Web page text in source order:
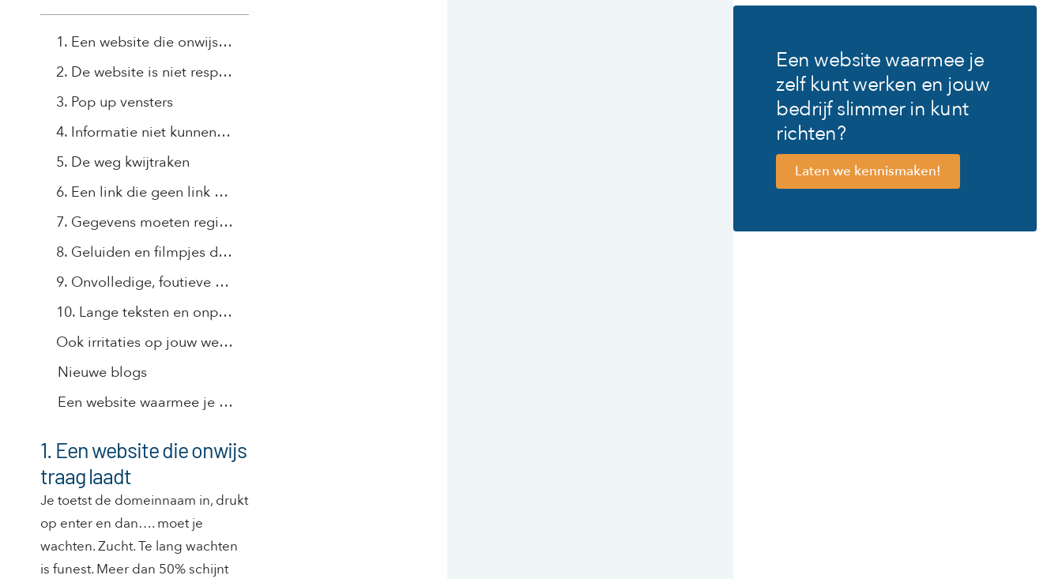
1. Een website die onwijs traag laadt
2. De website is niet responsive (niet mobiel vriendelijk)
3. Pop up vensters
4. Informatie niet kunnen vinden
5. De weg kwijtraken
6. Een link die geen link blijkt te zijn
7. Gegevens moeten registreren voordat je iets krijgt te zien.
8. Geluiden en filmpjes die ineens beginnen te spelen
9. Onvolledige, foutieve of oude informatie
10. Lange teksten en onpersoonlijke stockfoto's
Ook irritaties op jouw website voorkomen?
Nieuwe blogs
Een website waarmee je zelf kunt werken en jouw bedrijf slimmer in kunt richten?
1. Een website die onwijs
traag laadt
Je toetst de domeinnaam in, drukt
op enter en dan…. moet je
wachten. Zucht. Te lang wachten
is funest. Meer dan 50% schijnt
Een website waarmee je
zelf kunt werken en jouw
bedrijf slimmer in kunt
richten?
Laten we kennismaken!